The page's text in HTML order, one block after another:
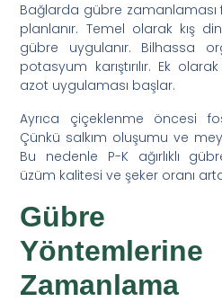
Bağlarda gübre
planlanır. Temel olarak kış
gübre uygulanır. Bilhassa
potasyum karıştırılır. Ek
azot uygulaması başlar.
Ayrıca çiçeklenme öncesi
Çünkü salkım oluşumu ve
Bu nedenle P-K ağırlıklı
üzüm kalitesi ve şeker oranı
Gübre
Zamanlama